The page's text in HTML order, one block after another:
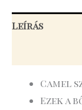
Leírás
Camel
Ezek a